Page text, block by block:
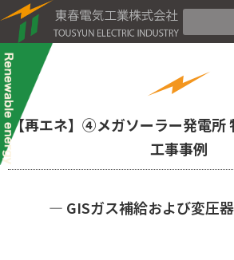
を
ス
キ
ッ
プ【再エネ】④メガソーラー発電所
工事事例
― GISガス補給および変圧